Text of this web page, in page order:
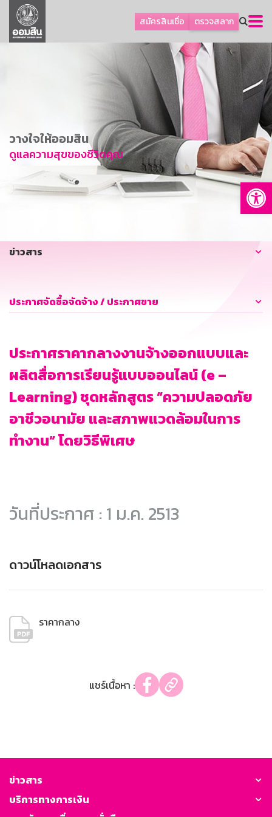
สมัครสินเชื่อ ตรวจสลาก
ลูกค้าธุรกิจ
ลูกค้าผู้ประกอบรายย่อย
การพัฒนาที่ยั่งยืน
ข่าวสาร
บริการทางการเงิน
อื่นๆ
วางใจให้ออมสิน
ดูแลความสุขของชีวิตคุณ
ข่าวสาร
ประกาศจัดซื้อจัดจ้าง / ประกาศขาย
ประกาศราคากลางงานจ้างออกแบบและ
ผลิตสื่อการเรียนรู้แบบออนไลน์ (e –
Learning) ชุดหลักสูตร “ความปลอดภัย
อาชีวอนามัย และสภาพแวดล้อมในการ
ทำงาน” โดยวิธีพิเศษ
วันที่ประกาศ : 1 ม.ค. 2513
ดาวน์โหลดเอกสาร
ราคากลาง
แชร์เนื้อหา :
ข่าวสาร
บริการทางการเงิน